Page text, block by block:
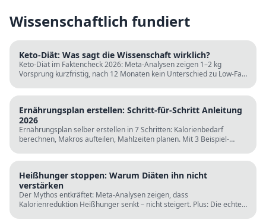
Wissenschaftlich fundiert
Keto-Diät: Was sagt die Wissenschaft wirklich?
Keto-Diät im Faktencheck 2026: Meta-Analysen zeigen 1–2 kg
Vorsprung kurzfristig, nach 12 Monaten kein Unterschied zu Low-Fat.
Ernährungsplan erstellen: Schritt-für-Schritt Anleitung
2026
Ernährungsplan selber erstellen in 7 Schritten: Kalorienbedarf
berechnen, Makros aufteilen, Mahlzeiten planen. Mit 3 Beispiel-
Heißhunger stoppen: Warum Diäten ihn nicht
verstärken
Der Mythos entkräftet: Meta-Analysen zeigen, dass
Kalorienreduktion Heißhunger senkt – nicht steigert. Plus: Die echten